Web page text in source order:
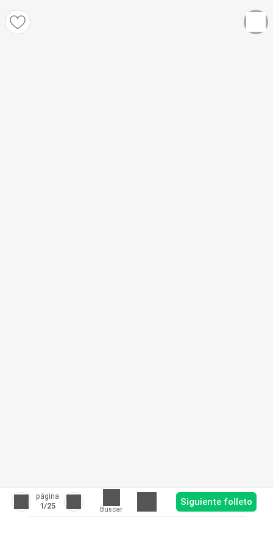
página
1/25 Buscar
Siguiente folleto